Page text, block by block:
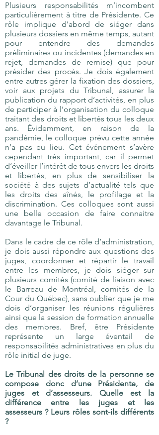
Plusieurs responsabilités m’incombent
particulièrement à titre de Présidente. Ce
rôle implique d’abord de siéger dans
plusieurs dossiers en même temps, autant
pour entendre des demandes
préliminaires ou incidentes (demandes en
rejet, demandes de remise) que pour
présider des procès. Je dois également
entre autres gérer la fixation des dossiers,
voir aux projets du Tribunal, assurer la
publication du rapport d’activités, en plus
de participer à l’organisation du colloque
traitant des droits et libertés tous les deux
ans. Évidemment, en raison de la
pandémie, le colloque prévu cette année
n’a pas eu lieu. Cet événement s’avère
cependant très important, car il permet
d’éveiller l’intérêt de tous envers les droits
et libertés, en plus de sensibiliser la
société à des sujets d’actualité tels que
les droits des aînés, le profilage et la
discrimination. Ces colloques sont aussi
une belle occasion de faire connaitre
davantage le Tribunal.
Dans le cadre de ce rôle d’administration,
je dois aussi répondre aux questions des
juges, coordonner et répartir le travail
entre les membres, je dois siéger sur
plusieurs comités (comité de liaison avec
le Barreau de Montréal, comités de la
Cour du Québec), sans oublier que je me
dois d’organiser les réunions régulières
ainsi que la session de formation annuelle
des membres. Bref, être Présidente
représente un large éventail de
responsabilités administratives en plus du
rôle initial de juge.
Le Tribunal des droits de la personne se
compose donc d’une Présidente, de
juges et d’assesseurs. Quelle est la
différence entre les juges et les
assesseurs ? Leurs rôles sont-ils différents
?